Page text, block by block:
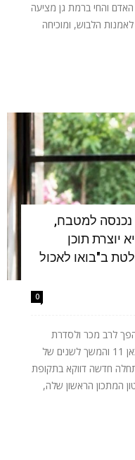
האדם והחי ברמת גן מציעה
לאמנות הלבוש, ומוכיחה
למטבח,
יוצרת תוכן
ב"בואו לאכול
0
לרב מכר ולסדרת
הדוקו המטלטלת "אסירות" ששודרה בכאן 11 והמשך לשנים של
חדשה דווקא בתקופת
המתכון הראשון שלה,